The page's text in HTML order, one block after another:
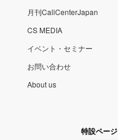
月刊CallCenterJapan
CS MEDIA
イベント・セミナー
お問い合わせ
About us
特設ページ